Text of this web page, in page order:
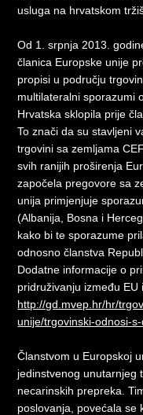
usluga na hrvatskom
Od 1. srpnja 2013.
članica Europske unije
propisi u području
multilateralni sporazumi
Hrvatska sklopila prije
To znači da su stavljeni
trgovini sa zemljama
svih ranijih proširenja
započela pregovore sa
unija primjenjuje
(Albanija, Bosna i
kako bi te sporazume
odnosno članstva
Dodatne informacije o
pridruživanju između
http://gd.mvep.hr/hr/
unije/trgovinski-odnosi-
Članstvom u Europskoj
jedinstvenog unutarnjeg
necarinskih prepreka.
poslovanja, povećala se